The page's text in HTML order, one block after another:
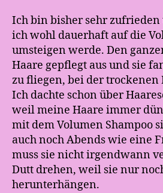
Ich bin bisher sehr zufrieden
ich wohl dauerhaft auf die
umsteigen werde. Den
Haare gepflegt aus und sie
zu fliegen, bei der trockenen
Ich dachte schon über
weil meine Haare immer
mit dem Volumen Shampoo
auch noch Abends wie eine
muss sie nicht irgendwann
Dutt drehen, weil sie nur
herunterhängen.